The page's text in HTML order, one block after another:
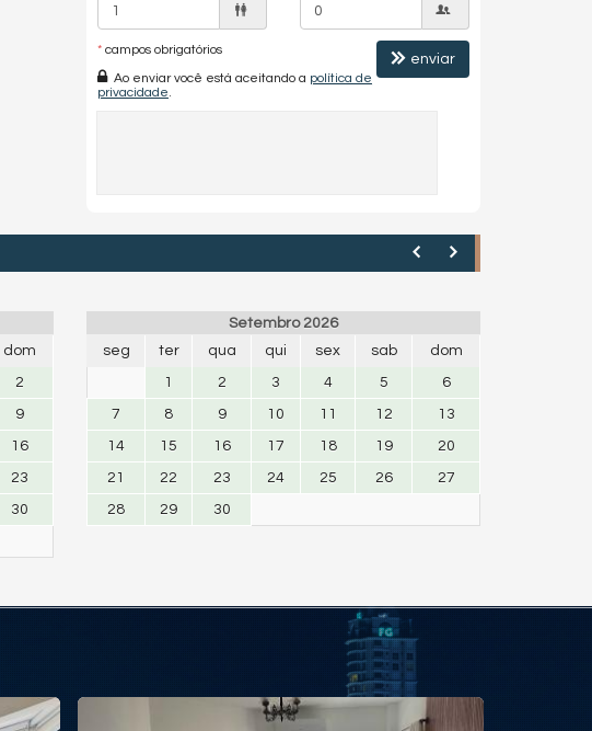
* campos obrigatórios
Ao enviar você está aceitando a política de
privacidade.
enviar
dom
2
9
16
23
30
Setembro 2026
seg
ter qua qui sex sab dom
1 2 3 4 5 6
7 8 9 10 11 12 13
14 15 16 17 18 19 20
21 22 23 24 25 26 27
28 29 30